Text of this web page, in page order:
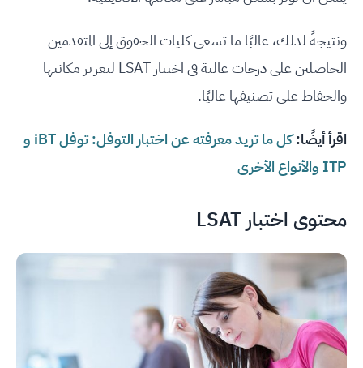
ونتيجةً لذلك، غالبًا ما تسعى كليات الحقوق إلى المتقدمين
الحاصلين على درجات عالية في اختبار LSAT لتعزيز مكانتها
والحفاظ على تصنيفها عاليًا.
اقرأ أيضًا:
كل ما تريد معرفته عن اختبار التوفل: توفل iBT و
ITP والأنواع الأخرى
محتوى اختبار LSAT